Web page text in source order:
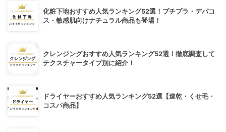
化粧下地おすすめ人気ランキング52選！プチプラ・デパコ
ス・敏感肌向けナチュラル商品も登場！
クレンジングおすすめ人気ランキング52選！徹底調査して
テクスチャータイプ別に紹介！
ドライヤーおすすめ人気ランキング52選【速乾・くせ毛・
コスパ商品】